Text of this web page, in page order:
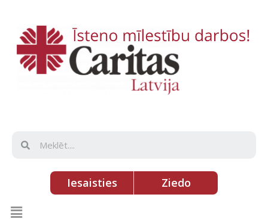
Iesaisties Ziedo